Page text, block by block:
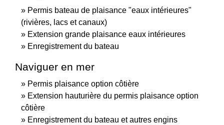
Permis bateau de plaisance "eaux intérieures"
(rivières, lacs et canaux)
Extension grande plaisance eaux intérieures
Enregistrement du bateau
Naviguer en mer
Permis plaisance option côtière
Extension hauturière du permis plaisance option
côtière
Enregistrement du bateau et autres engins